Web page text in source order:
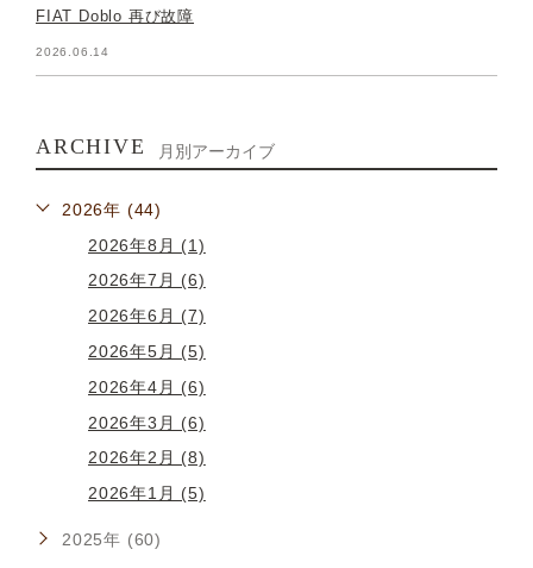
FIAT Doblo 再び故障
2026.06.14
ARCHIVE 月別アーカイブ
2026年 (44)
2026年8月 (1)
2026年7月 (6)
2026年6月 (7)
2026年5月 (5)
2026年4月 (6)
2026年3月 (6)
2026年2月 (8)
2026年1月 (5)
2025年 (60)